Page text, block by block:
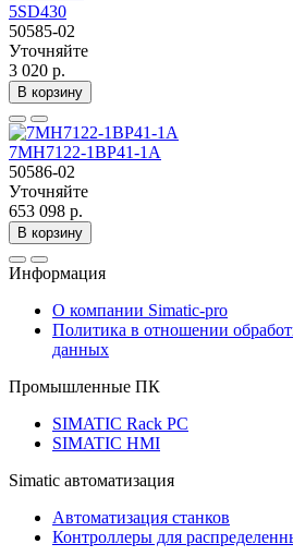
5SD430
50585-02
Уточняйте
3 020 р.
В корзину
7MH7122-1BP41-1A
50586-02
Уточняйте
653 098 р.
В корзину
Информация
О компании Simatic-pro
Политика в отношении
данных
Промышленные ПК
SIMATIC Rack PC
SIMATIC HMI
Simatic автоматизация
Автоматизация станков
Контроллеры для